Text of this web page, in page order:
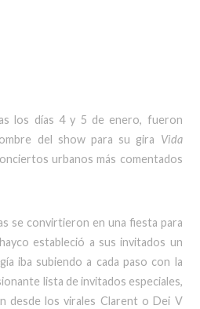
los días 4 y 5 de enero, fueron
del show para su gira Vida
urbanos más comentados
se convirtieron en una fiesta para
estableció a sus invitados un
iba subiendo a cada paso con la
lista de invitados especiales,
desde los virales Clarent o Dei V